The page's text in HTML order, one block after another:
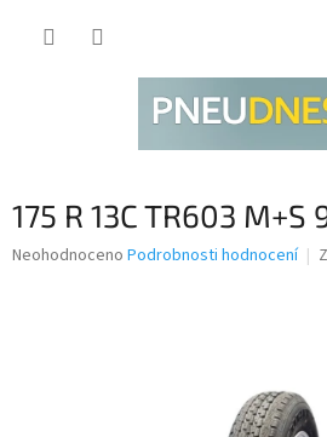
175 R 13C TR603 M+S
Průměrné
Neohodnoceno Podrobnosti hodnocení